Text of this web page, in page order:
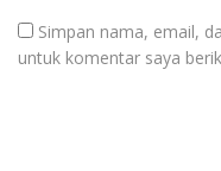
Simpan nama, email,
untuk komentar saya